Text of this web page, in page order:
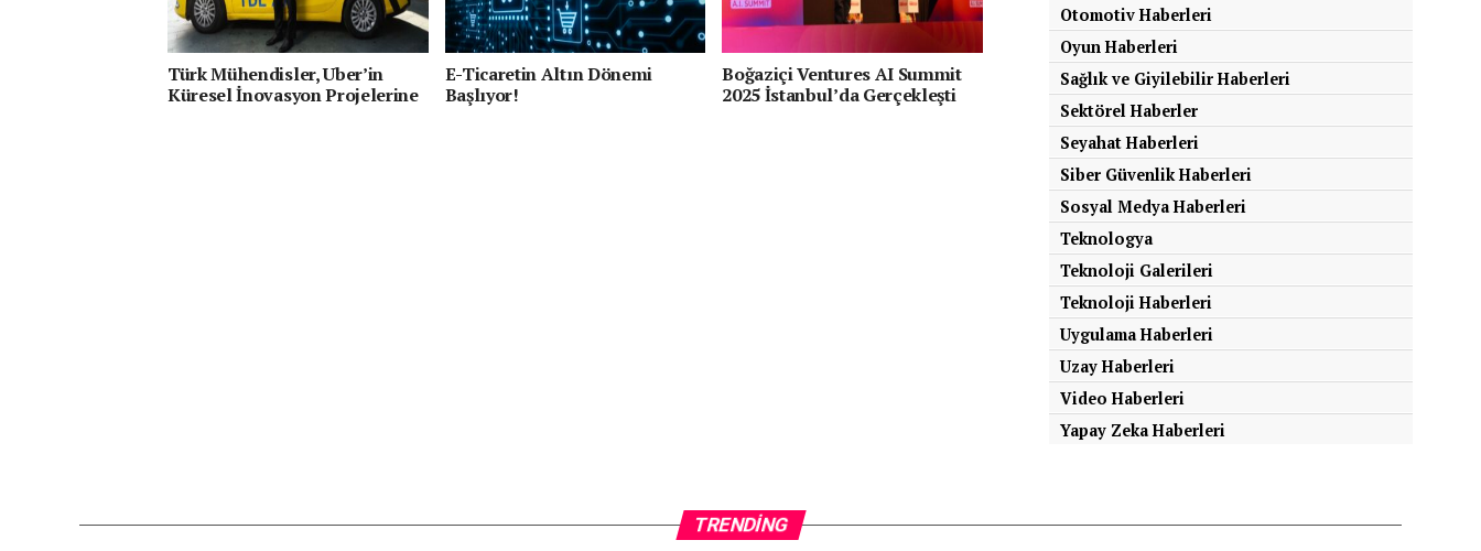
Türk Mühendisler, Uber’in
Küresel İnovasyon Projelerine
E-Ticaretin Altın Dönemi
Başlıyor!
Boğaziçi Ventures AI Summit
2025 İstanbul’da Gerçekleşti
Otomotiv Haberleri
Oyun Haberleri
Sağlık ve Giyilebilir Haberleri
Sektörel Haberler
Seyahat Haberleri
Siber Güvenlik Haberleri
Sosyal Medya Haberleri
Teknologya
Teknoloji Galerileri
Teknoloji Haberleri
Uygulama Haberleri
Uzay Haberleri
Video Haberleri
Yapay Zeka Haberleri
TRENDING